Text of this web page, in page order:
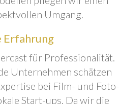
Umgang.
Erfahrung
für Professionalität.
Unternehmen schätzen
bei Film- und Foto-
Start-ups. Da wir die